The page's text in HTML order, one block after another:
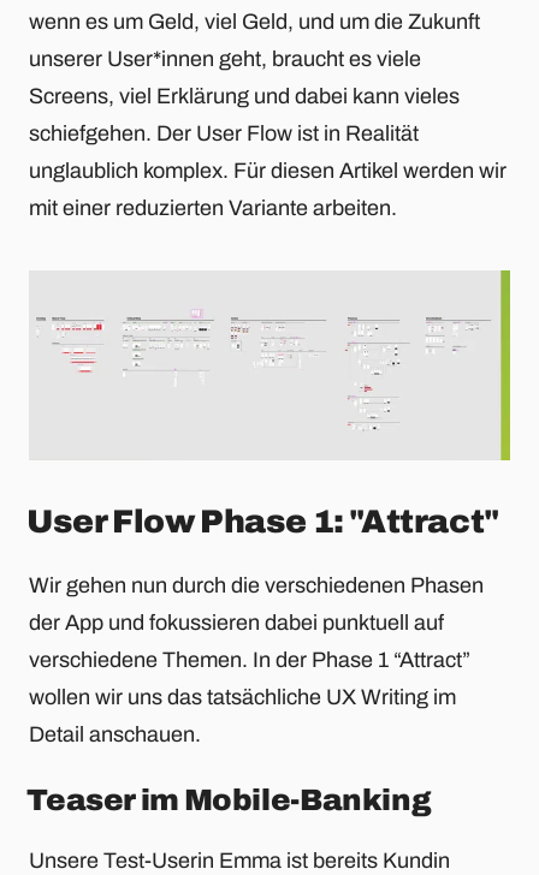
wenn es um Geld, viel Geld, und um die Zukunft
unserer User*innen geht, braucht es viele
Screens, viel Erklärung und dabei kann vieles
schiefgehen. Der User Flow ist in Realität
unglaublich komplex. Für diesen Artikel werden wir
mit einer reduzierten Variante arbeiten.
User Flow Phase 1: "Attract"
Wir gehen nun durch die verschiedenen Phasen
der App und fokussieren dabei punktuell auf
verschiedene Themen. In der Phase 1 “Attract”
wollen wir uns das tatsächliche UX Writing im
Detail anschauen.
Teaser im Mobile-Banking
Unsere Test-Userin Emma ist bereits Kundin